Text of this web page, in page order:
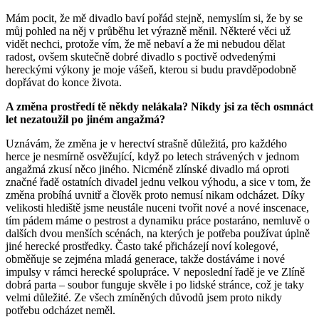
Mám pocit, že mě divadlo baví pořád stejně, nemyslím si, že by se
můj pohled na něj v průběhu let výrazně měnil. Některé věci už
vidět nechci, protože vím, že mě nebaví a že mi nebudou dělat
radost, ovšem skutečně dobré divadlo s poctivě odvedenými
hereckými výkony je moje vášeň, kterou si budu pravděpodobně
dopřávat do konce života.
A změna prostředí tě někdy nelákala? Nikdy jsi za těch osmnáct
let nezatoužil po jiném angažmá?
Uznávám, že změna je v herectví strašně důležitá, pro každého
herce je nesmírně osvěžující, když po letech strávených v jednom
angažmá zkusí něco jiného. Nicméně zlínské divadlo má oproti
značné řadě ostatních divadel jednu velkou výhodu, a sice v tom, že
změna probíhá uvnitř a člověk proto nemusí nikam odcházet. Díky
velikosti hlediště jsme neustále nuceni tvořit nové a nové inscenace,
tím pádem máme o pestrost a dynamiku práce postaráno, nemluvě o
dalších dvou menších scénách, na kterých je potřeba používat úplně
jiné herecké prostředky. Často také přicházejí noví kolegové,
obměňuje se zejména mladá generace, takže dostáváme i nové
impulsy v rámci herecké spolupráce. V neposlední řadě je ve Zlíně
dobrá parta – soubor funguje skvěle i po lidské stránce, což je taky
velmi důležité. Ze všech zmíněných důvodů jsem proto nikdy
potřebu odcházet neměl.